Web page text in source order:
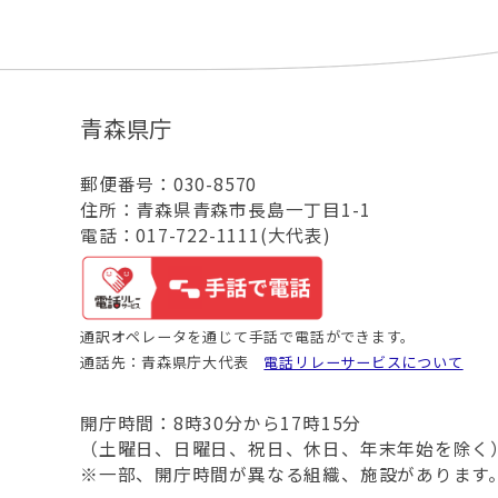
青森県庁
郵便番号：030-8570
住所：青森県青森市長島一丁目1-1
電話：017-722-1111(大代表)
通訳オペレータを通じて手話で電話ができます。
通話先：青森県庁大代表 電話リレーサービスについて
開庁時間：8時30分から17時15分
（土曜日、日曜日、祝日、休日、年末年始を除く
※一部、開庁時間が異なる組織、施設があります